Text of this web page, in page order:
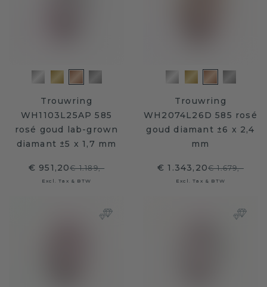
Trouwring
WH1103L25AP 585
rosé goud lab-grown
diamant ±5 x 1,7 mm
€ 951,20€ 1.189,-
Excl. Tax & BTW
Trouwring
WH2074L26D 585 rosé
goud diamant ±6 x 2,4
mm
€ 1.343,20€ 1.679,-
Excl. Tax & BTW